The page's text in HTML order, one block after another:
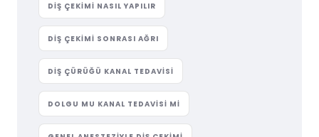
DIŞ ÇEKIMI NASIL YAPILIR
DIŞ ÇEKIMI SONRASI AĞRI
DIŞ ÇÜRÜĞÜ KANAL TEDAVISI
DOLGU MU KANAL TEDAVISI MI